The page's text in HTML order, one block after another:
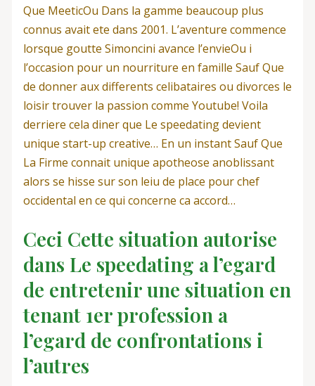
Que MeeticOu Dans la gamme beaucoup plus
connus avait ete dans 2001. L’aventure commence
lorsque goutte Simoncini avance l’envieOu i
l’occasion pour un nourriture en famille Sauf Que
de donner aux differents celibataires ou divorces le
loisir trouver la passion comme Youtube! Voila
derriere cela diner que Le speedating devient
unique start-up creative… En un instant Sauf Que
La Firme connait unique apotheose anoblissant
alors se hisse sur son leiu de place pour chef
occidental en ce qui concerne ca accord…
Ceci Cette situation autorise
dans Le speedating a l’egard
de entretenir une situation en
tenant 1er profession a
l’egard de confrontations i
l’autres